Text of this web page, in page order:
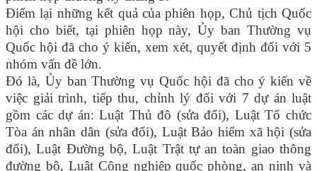
Điểm lại những kết quả của phiên họp, Chủ tịch Quốc
hội cho biết, tại phiên họp này, Ủy ban Thường vụ
Quốc hội đã cho ý kiến, xem xét, quyết định đối với 5
nhóm vấn đề lớn.
Đó là, Ủy ban Thường vụ Quốc hội đã cho ý kiến về
việc giải trình, tiếp thu, chỉnh lý đối với 7 dự án luật
gồm các dự án: Luật Thủ đô (sửa đổi), Luật Tổ chức
Tòa án nhân dân (sửa đổi), Luật Bảo hiểm xã hội (sửa
đổi), Luật Đường bộ, Luật Trật tự an toàn giao thông
đường bộ, Luật Công nghiệp quốc phòng, an ninh và